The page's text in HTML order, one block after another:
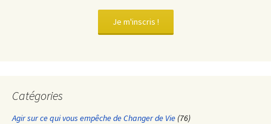
Je m'inscris !
Catégories
Agir sur ce qui vous empêche de Changer de Vie (76)